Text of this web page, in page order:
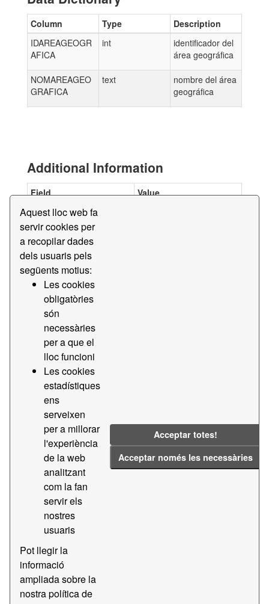
Aquest lloc web fa
servir cookies per
a recopilar dades
dels usuaris pels
següents motius:
Les cookies
obligatòries
són
necessàries
per a que el
lloc funcioni
Les cookies
estadístiques
ens
serveixen
per a millorar
l'experiència
de la web
analitzant
com la fan
servir els
nostres
usuaris
Pot llegir la
informació
ampliada sobre la
nostra política de
Acceptar totes!
Acceptar només les necessàries
Column Type
Description
IDAREAGEOGR
AFICA
int
identificador del
área geográfica
NOMAREAGEO
GRAFICA
text
nombre del área
geográfica
Additional Information
Field
Value
Data last updated
Metadata last updated
Created
Format
License
created
datastore active
format
has views
last modified
mimetype
text/csv
on same domain
True
package id
5874ab45-7810-4d74-
revision id
size
state
type
url type